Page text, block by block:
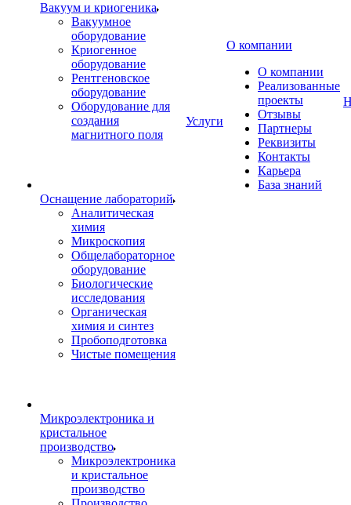
Вакуум и криогеника
Вакуумное
оборудование
Криогенное
оборудование
Рентгеновское
оборудование
Оборудование для
создания
магнитного поля
Оснащение лабораторий
Аналитическая
химия
Микроскопия
Общелабораторное
оборудование
Биологические
исследования
Органическая
химия и синтез
Пробоподготовка
Чистые помещения
Микроэлектроника и
кристальное
производство
Микроэлектроника
и кристальное
производство
Услуги
О компании
О компании
Реализованные
проекты
Отзывы
Партнеры
Реквизиты
Контакты
Карьера
База знаний